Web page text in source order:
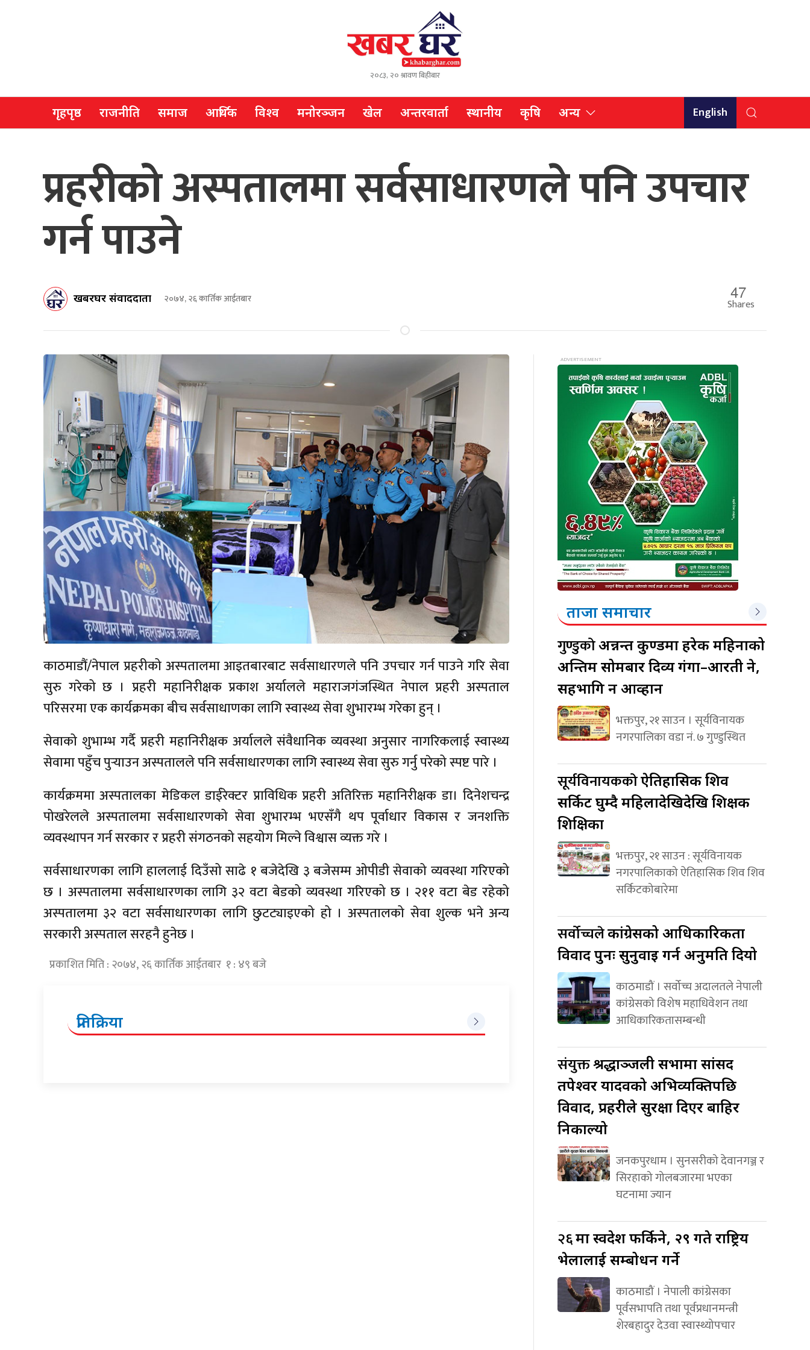
२०८३, २० श्रावण बिहीबार
गृहपृष्ठ राजनीति समाज आर्थिक विश्व मनोरञ्जन खेल अन्तरवार्ता स्थानीय कृषि अन्य English
प्रहरीको अस्पतालमा सर्वसाधारणले पनि उपचार
गर्न पाउने
खबरघर संवाददाता २०७४, २६ कार्तिक आईतबार 47
Shares
काठमाडौं/नेपाल प्रहरीको अस्पतालमा आइतबारबाट सर्वसाधारणले पनि उपचार गर्न पाउने गरि सेवा
सुरु गरेको छ । प्रहरी महानिरीक्षक प्रकाश अर्यालले महाराजगंजस्थित नेपाल प्रहरी अस्पताल
परिसरमा एक कार्यक्रमका बीच सर्वसाधाणका लागि स्वास्थ्य सेवा शुभारम्भ गरेका हुन् ।
सेवाको शुभाम्भ गर्दै प्रहरी महानिरीक्षक अर्यालले संवैधानिक व्यवस्था अनुसार नागरिकलाई स्वास्थ्य
सेवामा पहुँच पुर्‍याउन अस्पतालले पनि सर्वसाधारणका लागि स्वास्थ्य सेवा सुरु गर्नु परेको स्पष्ट पारे ।
कार्यक्रममा अस्पतालका मेडिकल डाईरेक्टर प्राविधिक प्रहरी अतिरिक्त महानिरीक्षक डा। दिनेशचन्द्र
पोखरेलले अस्पतालमा सर्वसाधारणको सेवा शुभारम्भ भएसँगै थप पूर्वाधार विकास र जनशक्ति
व्यवस्थापन गर्न सरकार र प्रहरी संगठनको सहयोग मिल्ने विश्वास व्यक्त गरे ।
सर्वसाधारणका लागि हाललाई दिउँसो साढे १ बजेदेखि ३ बजेसम्म ओपीडी सेवाको व्यवस्था गरिएको
छ । अस्पतालमा सर्वसाधारणका लागि ३२ वटा बेडको व्यवस्था गरिएको छ । २११ वटा बेड रहेको
अस्पतालमा ३२ वटा सर्वसाधारणका लागि छुटट्याइएको हो । अस्पतालको सेवा शुल्क भने अन्य
सरकारी अस्पताल सरहनै हुनेछ ।
प्रकाशित मिति : २०७४, २६ कार्तिक आईतबार १ : ४९ बजे
प्रतिक्रिया
ताजा समाचार
गुण्डुकोअन्नन्त कुण्डमा हरेक महिनाको
अन्तिम सोमबार दिव्य गंगा–आरती हुने,
सहभागि हुन आव्हान
भक्तपुर, २१ साउन । सूर्यविनायक
नगरपालिका वडा नं. ७ गुण्डुस्थित
सूर्यविनायककोऐतिहासिक शिव
सर्किट घुम्दै महिलादेखिदेखि शिक्षक
शिक्षिका
भक्तपुर, २१ साउन : सूर्यविनायक
नगरपालिकाको ऐतिहासिक शिव शिव
सर्किटकोबारेमा
सर्वोच्चलेकांग्रेसको आधिकारिकता
विवाद पुनः सुनुवाइ गर्न अनुमति दियो
काठमाडौं । सर्वोच्च अदालतले नेपाली
कांग्रेसको विशेष महाधिवेशन तथा
आधिकारिकतासम्बन्धी
संयुक्तश्रद्धाञ्जली सभामा सांसद
तपेश्वर यादवको अभिव्यक्तिपछि
विवाद, प्रहरीले सुरक्षा दिएर बाहिर
निकाल्यो
जनकपुरधाम । सुनसरीको देवानगञ्ज र
सिरहाको गोलबजारमा भएका
घटनामा ज्यान
२६मा स्वदेश फर्किने, २९ गते राष्ट्रिय
भेलालाई सम्बोधन गर्ने
काठमाडौं । नेपाली कांग्रेसका
पूर्वसभापति तथा पूर्वप्रधानमन्त्री
शेरबहादुर देउवा स्वास्थ्योपचार